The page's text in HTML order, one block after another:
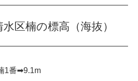
区楠の標高（海抜）
1番➡︎9.1m